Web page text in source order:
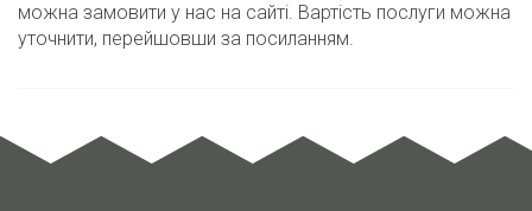
можна замовити у нас на сайті. Вартість послуги можна
уточнити, перейшовши за посиланням.